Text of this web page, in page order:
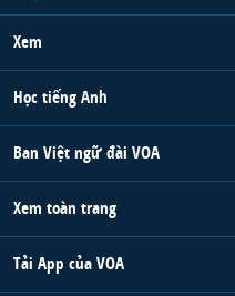
Xem
Học tiếng Anh
Ban Việt ngữ đài VOA
Xem toàn trang
Tải App của VOA